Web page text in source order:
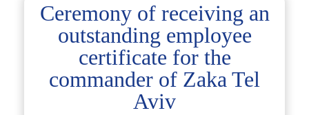
Ceremony of receiving an
outstanding employee
certificate for the
commander of Zaka Tel
Aviv